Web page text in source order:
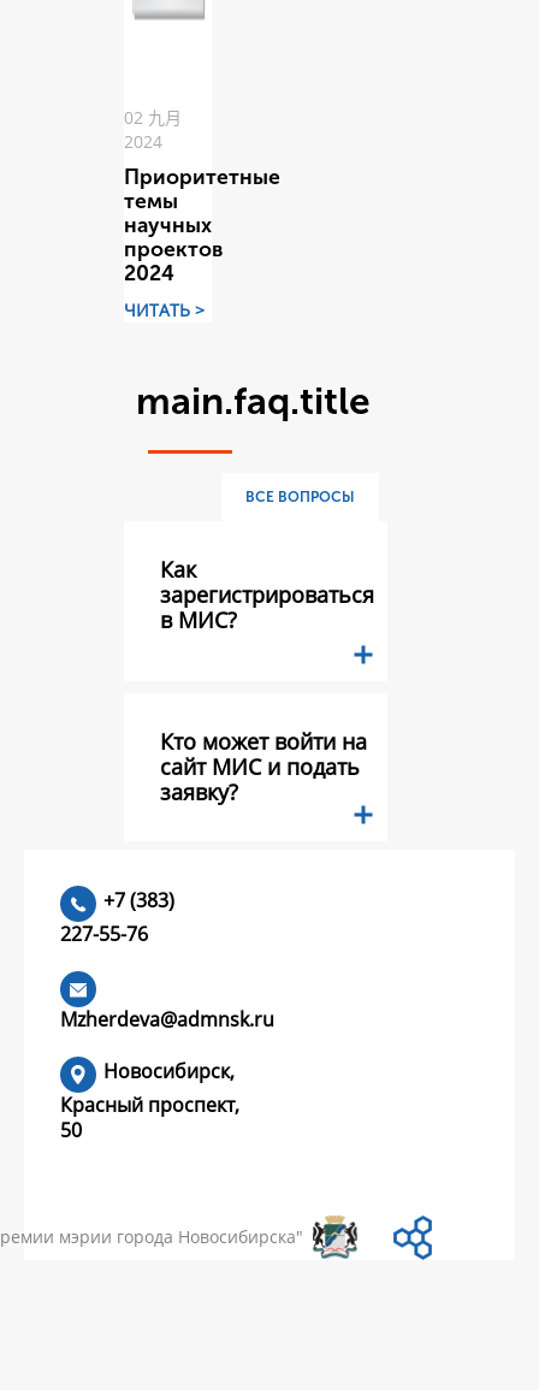
02 九月
2024
Приоритетные
темы
научных
проектов
2024
ЧИТАТЬ >
main.faq.title
ВСЕ ВОПРОСЫ
Как
зарегистрироваться
в МИС?
Кто может войти на
сайт МИС и подать
заявку?
Какие документы
+7 (383)
227-55-76
Mzherdeva@admnsk.ru
Новосибирск,
Красный проспект,
50
мэрии города Новосибирска"